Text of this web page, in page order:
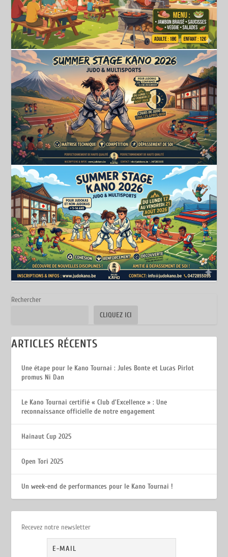
Rechercher
CLIQUEZ ICI
ARTICLES RÉCENTS
Une étape pour le Kano Tournai : Jules Bonte et Lucas Pirlot
promus Ni Dan
Le Kano Tournai certifié « Club d’Excellence » : Une
reconnaissance officielle de notre engagement
Hainaut Cup 2025
Open Tori 2025
Un week-end de performances pour le Kano Tournai !
Recevez notre newsletter